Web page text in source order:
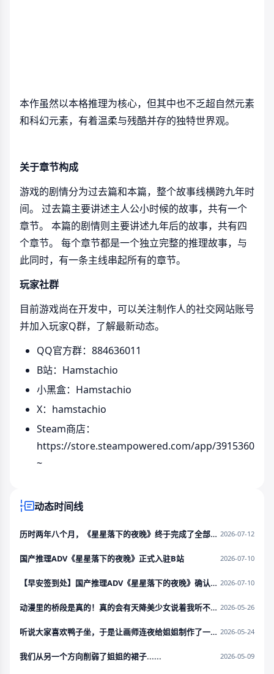
本作虽然以本格推理为核心，但其中也不乏超自然元素
和科幻元素，有着温柔与残酷并存的独特世界观。
关于章节构成
游戏的剧情分为过去篇和本篇，整个故事线横跨九年时
间。 过去篇主要讲述主人公小时候的故事，共有一个
章节。 本篇的剧情则主要讲述九年后的故事，共有四
个章节。 每个章节都是一个独立完整的推理故事，与
此同时，有一条主线串起所有的章节。
玩家社群
目前游戏尚在开发中，可以关注制作人的社交网站账号
并加入玩家Q群，了解最新动态。
QQ官方群：884636011
B站：Hamstachio
小黑盒：Hamstachio
X：hamstachio
Steam商店：
https://store.steampowered.com/app/3915360
~
动态时间线
历时两年八个月，《星星落下的夜晚》终于完成了全部诡计的构思！ 2026-07-12
国产推理ADV《星星落下的夜晚》正式入驻B站 2026-07-10
【早安签到处】国产推理ADV《星星落下的夜晚》确认不参展BW2026！ 2026-07-10
动漫里的桥段是真的！真的会有天降美少女说着我听不懂的语言来帮我做游戏！ 2026-05-26
听说大家喜欢鸭子坐，于是让画师连夜给姐姐制作了一版草图...... 2026-05-24
我们从另一个方向削弱了姐姐的裙子...... 2026-05-09